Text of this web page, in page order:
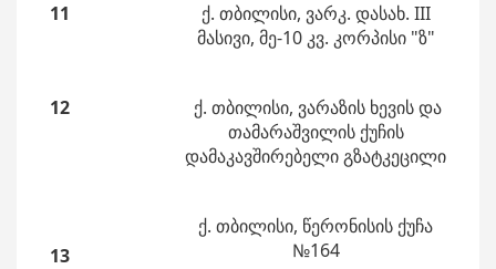
11
ქ. თბილისი, ვარკ. დასახ. III
მასივი, მე-10 კვ. კორპისი "ზ"
12
ქ. თბილისი, ვარაზის ხევის და
თამარაშვილის ქუჩის
დამაკავშირებელი გზატკეცილი
13
ქ. თბილისი, წერონისის ქუჩა
№164